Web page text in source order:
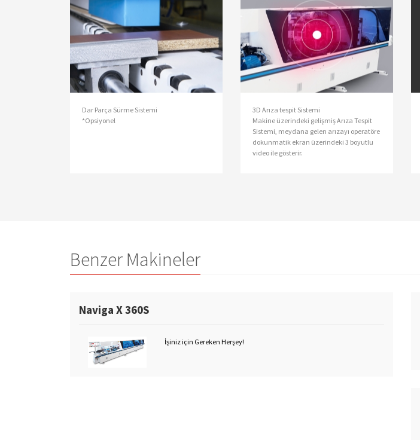
Dar Parça Sürme Sistemi
*Opsiyonel
3D Arıza tespit Sistemi
Makine üzerindeki gelişmiş Arıza Tespit
Sistemi, meydana gelen arızayı operatöre
dokunmatik ekran üzerindeki 3 boyutlu
video ile gösterir.
Benzer Makineler
Naviga X 360S
İşiniz için Gereken Herşey!